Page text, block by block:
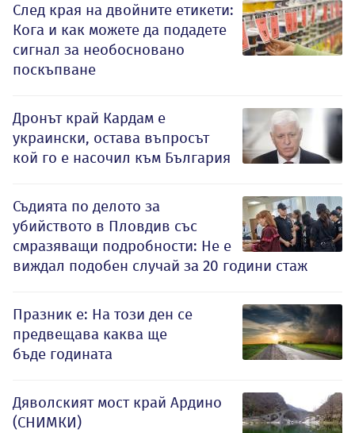
След края на двойните етикети:
Кога и как можете да подадете
сигнал за необосновано
поскъпване
Дронът край Кардам е
украински, остава въпросът
кой го е насочил към България
Съдията по делото за
убийството в Пловдив със
смразяващи подробности: Не е
виждал подобен случай за 20 години стаж
Празник е: На този ден се
предвещава каква ще
бъде годината
Дяволският мост край Ардино
(СНИМКИ)